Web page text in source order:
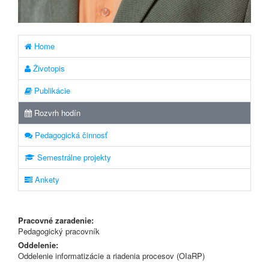
Home
Životopis
Publikácie
Rozvrh hodín
Pedagogická činnosť
Semestrálne projekty
Ankety
Pracovné zaradenie:
Pedagogický pracovník
Oddelenie:
Oddelenie informatizácie a riadenia procesov (OIaRP)